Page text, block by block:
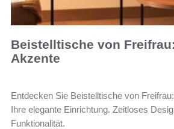
Beistelltische von
Akzente
Entdecken Sie Beistelltische von
Ihre elegante Einrichtung. Zeitloses
Funktionalität.